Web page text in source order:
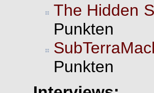
The Hidden
Punkten
Punkten